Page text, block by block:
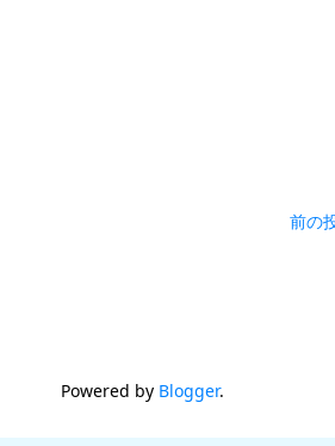
前の
Powered by Blogger.